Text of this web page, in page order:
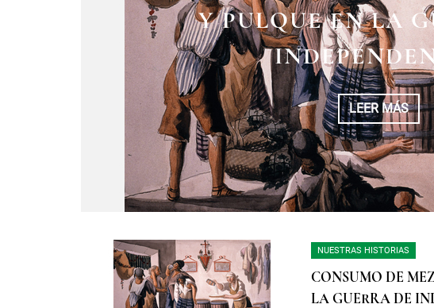
Y PULQUE EN LA
LEER MÁS
GUERRA DE
DARSE
LEER MÁS
NUESTRAS HISTORIAS
CONSUMO DE
LA GUERRA DE